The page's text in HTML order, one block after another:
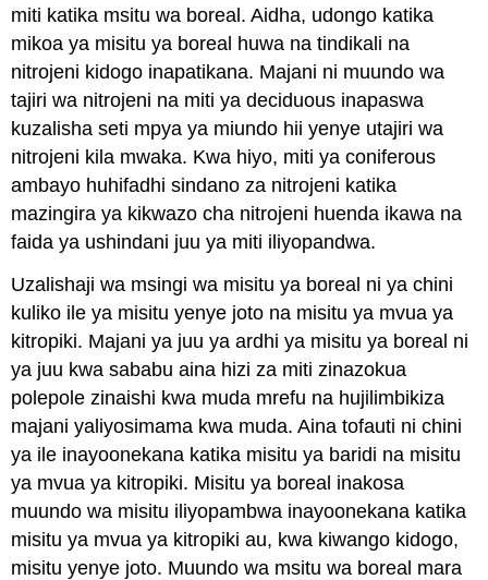
miti katika msitu wa boreal. Aidha, udongo katika
mikoa ya misitu ya boreal huwa na tindikali na
nitrojeni kidogo inapatikana. Majani ni muundo wa
tajiri wa nitrojeni na miti ya deciduous inapaswa
kuzalisha seti mpya ya miundo hii yenye utajiri wa
nitrojeni kila mwaka. Kwa hiyo, miti ya coniferous
ambayo huhifadhi sindano za nitrojeni katika
mazingira ya kikwazo cha nitrojeni huenda ikawa na
faida ya ushindani juu ya miti iliyopandwa.
Uzalishaji wa msingi wa misitu ya boreal ni ya chini
kuliko ile ya misitu yenye joto na misitu ya mvua ya
kitropiki. Majani ya juu ya ardhi ya misitu ya boreal ni
ya juu kwa sababu aina hizi za miti zinazokua
polepole zinaishi kwa muda mrefu na hujilimbikiza
majani yaliyosimama kwa muda. Aina tofauti ni chini
ya ile inayoonekana katika misitu ya baridi na misitu
ya mvua ya kitropiki. Misitu ya boreal inakosa
muundo wa misitu iliyopambwa inayoonekana katika
misitu ya mvua ya kitropiki au, kwa kiwango kidogo,
misitu yenye joto. Muundo wa msitu wa boreal mara